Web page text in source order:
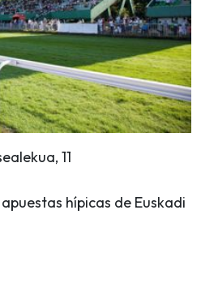
11
hípicas de Euskadi